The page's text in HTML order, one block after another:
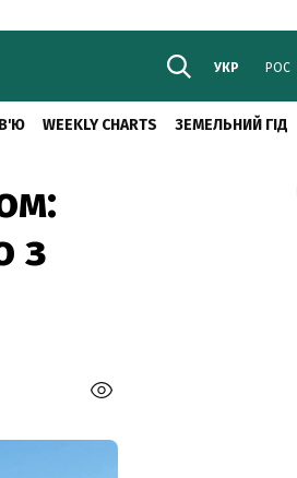
УКР РОС
WEEKLY CHARTS ЗЕМЕЛЬНИЙ ГІД
з